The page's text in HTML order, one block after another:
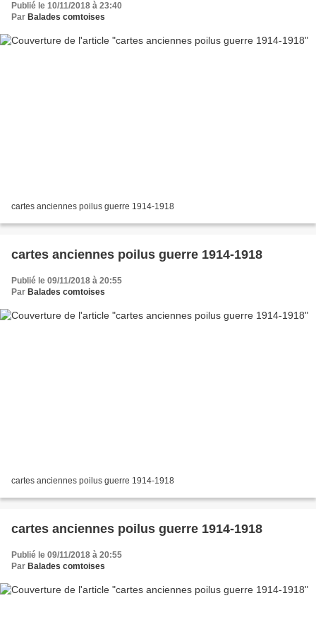
Publié le 10/11/2018 à 23:40
Par Balades comtoises
cartes anciennes poilus guerre 1914-1918
cartes anciennes poilus guerre 1914-1918
Publié le 09/11/2018 à 20:55
Par Balades comtoises
cartes anciennes poilus guerre 1914-1918
cartes anciennes poilus guerre 1914-1918
Publié le 09/11/2018 à 20:55
Par Balades comtoises